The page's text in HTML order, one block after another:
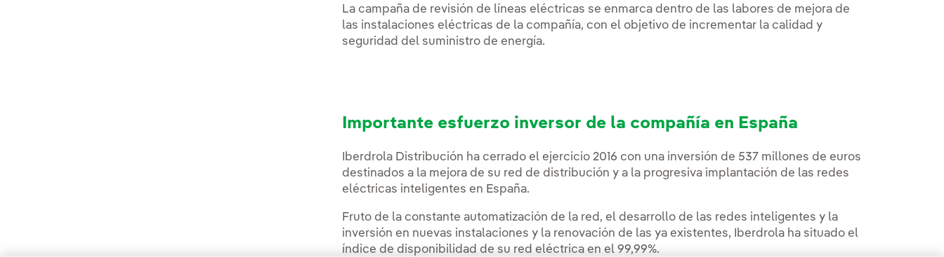
La campaña de revisión de líneas eléctricas se enmarca dentro de las labores de mejora de
las instalaciones eléctricas de la compañía, con el objetivo de incrementar la calidad y
seguridad del suministro de energía.
Importante esfuerzo inversor de la compañía en España
Iberdrola Distribución ha cerrado el ejercicio 2016 con una inversión de 537 millones de euros
destinados a la mejora de su red de distribución y a la progresiva implantación de las redes
eléctricas inteligentes en España.
Fruto de la constante automatización de la red, el desarrollo de las redes inteligentes y la
inversión en nuevas instalaciones y la renovación de las ya existentes, Iberdrola ha situado el
índice de disponibilidad de su red eléctrica en el 99,99%.